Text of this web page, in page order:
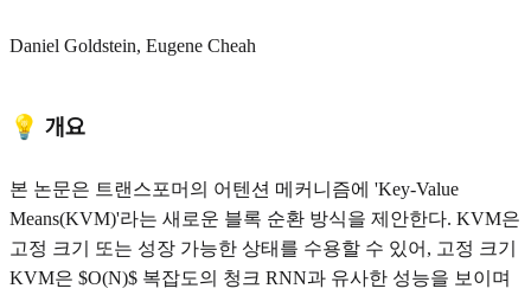
Daniel Goldstein, Eugene Cheah
💡 개요
본 논문은 트랜스포머의 어텐션 메커니즘에 'Key-Value
Means(KVM)'라는 새로운 블록 순환 방식을 제안한다. KVM은
고정 크기 또는 성장 가능한 상태를 수용할 수 있어, 고정 크기
KVM은 $O(N)$ 복잡도의 청크 RNN과 유사한 성능을 보이며